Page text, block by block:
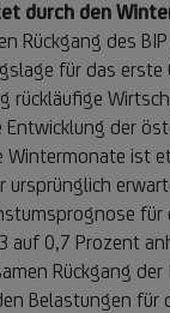
durch den
Rückgang des
für das erste
rückläufige
Entwicklung der
Wintermonate ist
ursprünglich
für
auf 0,7 Prozent
Rückgang
Belastungen für